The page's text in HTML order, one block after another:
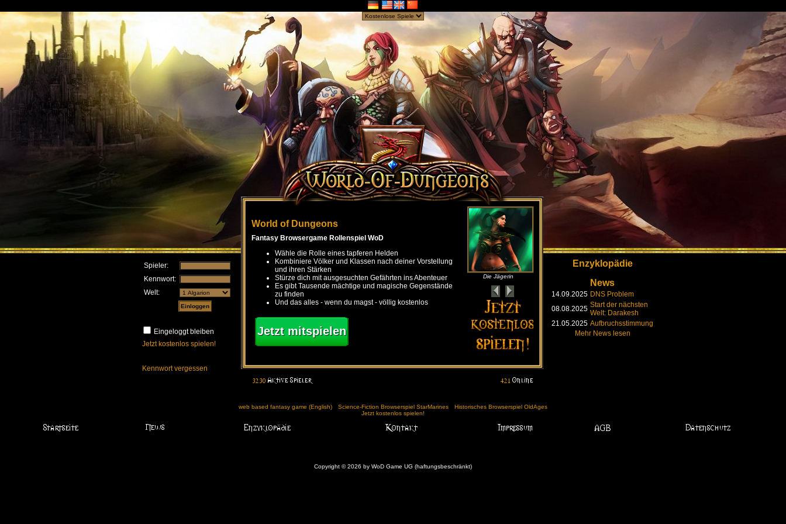
Spieler:
Kennwort:
Welt:
Eingeloggt bleiben
Jetzt kostenlos spielen!
Kennwort vergessen
World of Dungeons
Fantasy Browsergame Rollenspiel WoD
Wähle die Rolle eines tapferen Helden
Kombiniere Völker und Klassen nach deiner Vorstellung
und ihren Stärken
Stürze dich mit ausgesuchten Gefährten ins Abenteuer
Es gibt Tausende mächtige und magische Gegenstände
zu finden
Und das alles - wenn du magst - völlig kostenlos
Jetzt mitspielen
Die Jägerin
Enzyklopädie
News
14.09.2025 DNS Problem
08.08.2025 Start der nächsten
Welt: Darakesh
21.05.2025 Aufbruchsstimmung
Mehr News lesen
web based fantasy game (English) Science-Fiction Browserspiel StarMarines
Historisches Browserspiel OldAges
Jetzt kostenlos spielen!
Copyright © 2026 by WoD Game UG (haftungsbeschränkt)